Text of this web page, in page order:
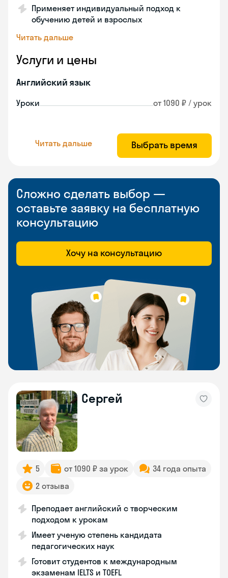
Применяет индивидуальный подход к
обучению детей и взрослых
Читать дальше
Услуги и цены
Английский язык
Уроки от 1090 ₽ / урок
Читать дальше Выбрать время
Сложно сделать выбор —
оставьте заявку на бесплатную
консультацию
Хочу на консультацию
Сергей
5 от 1090 ₽ за урок
34 года опыта
2 отзыва
Преподает английский с творческим
подходом к урокам
Имеет ученую степень кандидата
педагогических наук
Готовит студентов к международным
экзаменам IELTS и TOEFL